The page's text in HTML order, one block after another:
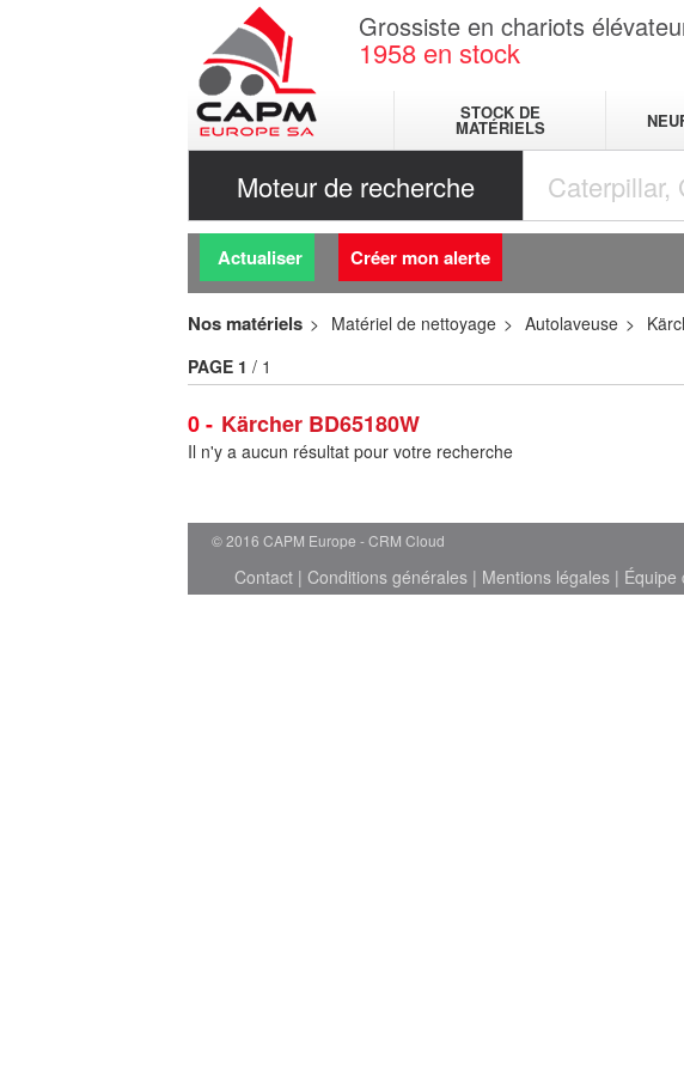
Grossiste en chariots
1958 en stock
STOCK DE
MATÉRIELS
Moteur de recherche
Actualiser Créer mon alerte
Nos matériels Matériel de nettoyage Autolaveuse
0 Kärcher BD65180W
PAGE 1 / 1
Il n'y a aucun résultat pour votre recherche
© 2016 CAPM Europe CRM Cloud
Contact| Conditions générales| Mentions légales| Équipe